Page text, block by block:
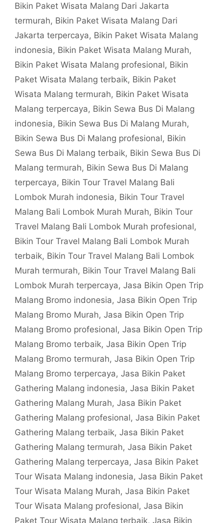
Bikin Paket Wisata Malang Dari Jakarta
termurah, Bikin Paket Wisata Malang Dari
Jakarta terpercaya, Bikin Paket Wisata Malang
indonesia, Bikin Paket Wisata Malang Murah,
Bikin Paket Wisata Malang profesional, Bikin
Paket Wisata Malang terbaik, Bikin Paket
Wisata Malang termurah, Bikin Paket Wisata
Malang terpercaya, Bikin Sewa Bus Di Malang
indonesia, Bikin Sewa Bus Di Malang Murah,
Bikin Sewa Bus Di Malang profesional, Bikin
Sewa Bus Di Malang terbaik, Bikin Sewa Bus Di
Malang termurah, Bikin Sewa Bus Di Malang
terpercaya, Bikin Tour Travel Malang Bali
Lombok Murah indonesia, Bikin Tour Travel
Malang Bali Lombok Murah Murah, Bikin Tour
Travel Malang Bali Lombok Murah profesional,
Bikin Tour Travel Malang Bali Lombok Murah
terbaik, Bikin Tour Travel Malang Bali Lombok
Murah termurah, Bikin Tour Travel Malang Bali
Lombok Murah terpercaya, Jasa Bikin Open Trip
Malang Bromo indonesia, Jasa Bikin Open Trip
Malang Bromo Murah, Jasa Bikin Open Trip
Malang Bromo profesional, Jasa Bikin Open Trip
Malang Bromo terbaik, Jasa Bikin Open Trip
Malang Bromo termurah, Jasa Bikin Open Trip
Malang Bromo terpercaya, Jasa Bikin Paket
Gathering Malang indonesia, Jasa Bikin Paket
Gathering Malang Murah, Jasa Bikin Paket
Gathering Malang profesional, Jasa Bikin Paket
Gathering Malang terbaik, Jasa Bikin Paket
Gathering Malang termurah, Jasa Bikin Paket
Gathering Malang terpercaya, Jasa Bikin Paket
Tour Wisata Malang indonesia, Jasa Bikin Paket
Tour Wisata Malang Murah, Jasa Bikin Paket
Tour Wisata Malang profesional, Jasa Bikin
Paket Tour Wisata Malang terbaik, Jasa Bikin